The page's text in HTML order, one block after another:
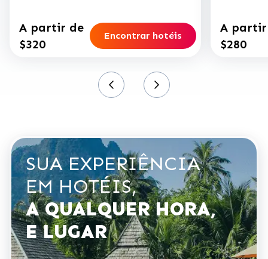
A partir de
$320
Encontrar hotéis
A
$280
SUA EXPERIÊNCIA
EM HOTÉIS,
A QUALQUER HORA,
E LUGAR